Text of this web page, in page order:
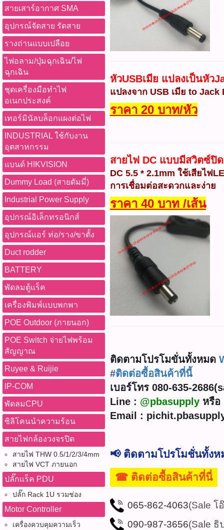
สายเสาร์อากาศ SMA
อุปกรณ์จัดสาย รัดสาย
รางถ่านแบบเปลือย
ไฟอลาม/ปุ่มฉุกเฉิน/ไฟ
ฉุกเฉิน
ชุดเครื่องมือทำไฟ
อเนกประสงค์
เทอร์มินัลบล็อกแผงต่อไฟ
INDUSTRIAL ใช้กับงาน
อุตสาหกรรม
แบนด์ HIKVISION
Dummy Load (สายดัมมี่)
Industrial Power Supply
อุปกรณ์อิเล็กทรอนิกส์
อุปกรณ์แอร์ ท่อ/ราง/ขาตั้ง
Duct rodder
BATTERY
พัดลมตู้แร็ค
เครื่องพิมพ์แบบพกพา
POE Outdoor (ภายนอก)
POE Switch จ่ายไฟพร้อม
สัญญาณ
Ruyee & Ruijie
IP-COM
พัดลมCPU
ซิลิโคนนำความร้อน
สายไฟกล้องวงจรปิด
สายไฟ THW 0.5/1/2/3/4mm
สายไฟ VCT ภายนอก
ปลั๊กแร็ค PDU
ปลั๊ก Rack 1U รวมช่อง
Motor Controller
เครื่องควบคุมความเร็ว
หัวUSBเมีย แปลงเป็นหัว
แปลงจาก USB เมีย to
ราคา 20 บาท/หัว
สายไฟ DC แบบมีสวิตซ์ปิ
DC 5.5 * 2.1mm ใช้เสียไฟ
การเชื่อมต่อสะดวกและง่าย
ราคา 40 บาท /เส้น
ติดตามโปรโมขั่นทั้งหมด
#ติดต่อซื้อสินค้าที่นี้
เบอร์โทร 080-635-
Line : @pbasupplyหรือ
Email :
📢 ติดตามโปรโมชั่นทั้ง
☎ ติดต่อซื้อสินค้าที่นี่
065-862-4063(Sale โ
090-987-3656(Sale ธิ